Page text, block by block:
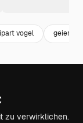
vogel geier
zu verwirklichen.